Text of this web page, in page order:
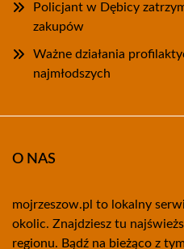
Policjant w Dębicy
zakupów
Ważne działania
najmłodszych
O NAS
mojrzeszow.pl to lokalny
okolic. Znajdziesz tu
regionu. Bądź na bieżąco z